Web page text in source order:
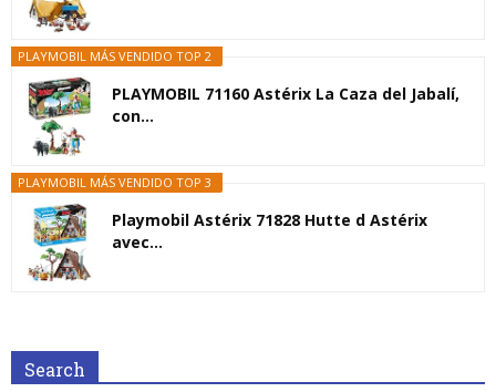
PLAYMOBIL MÁS VENDIDO TOP 2
PLAYMOBIL 71160 Astérix La Caza del Jabalí,
con...
PLAYMOBIL MÁS VENDIDO TOP 3
Playmobil Astérix 71828 Hutte d Astérix
avec...
Search